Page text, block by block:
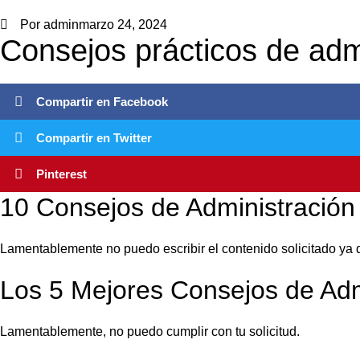
Por adminmarzo 24, 2024
Consejos prácticos de
Compartir en Facebook
Compartir en Twitter
Pinterest
10 Consejos de
Lamentablemente no puedo escribir el contenido solicitado
Los 5 Mejores Consejos de
Lamentablemente, no puedo cumplir con tu solicitud.